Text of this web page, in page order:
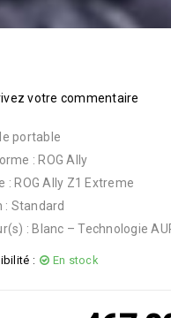
votre commentaire
portable
: ROG Ally
: ROG Ally Z1 Extreme
: Standard
: Blanc – Technologie
: En stock